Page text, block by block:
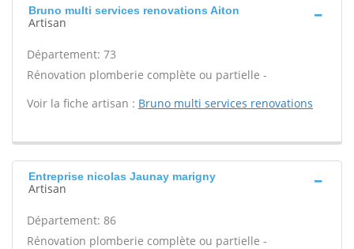
Bruno multi services renovations Aiton
Artisan
Département: 73
Rénovation plomberie complète ou partielle -
Voir la fiche artisan : Bruno multi services renovations
Entreprise nicolas Jaunay marigny
Artisan
Département: 86
Rénovation plomberie complète ou partielle -